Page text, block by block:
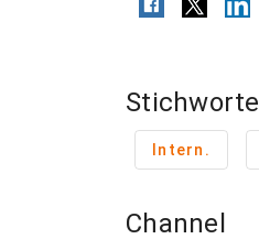
Stichworte
Intern.
Channel